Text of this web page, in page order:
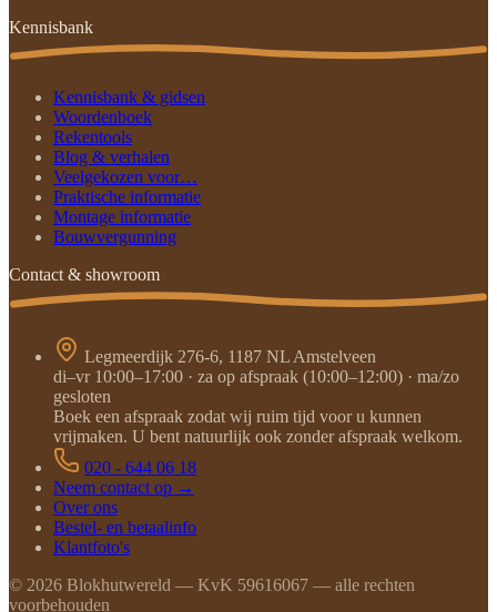
Kennisbank
Kennisbank & gidsen
Woordenboek
Rekentools
Blog & verhalen
Veelgekozen voor…
Praktische informatie
Montage informatie
Bouwvergunning
Contact & showroom
Legmeerdijk 276-6, 1187 NL Amstelveen
di–vr 10:00–17:00 · za op afspraak (10:00–12:00) · ma/zo
gesloten
Boek een afspraak zodat wij ruim tijd voor u kunnen
vrijmaken. U bent natuurlijk ook zonder afspraak welkom.
020 - 644 06 18
Neem contact op →
Over ons
Bestel- en betaalinfo
Klantfoto's
© 2026 Blokhutwereld — KvK 59616067 — alle rechten
voorbehouden